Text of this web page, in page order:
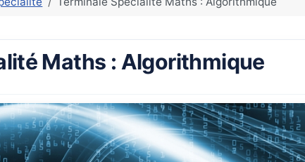
Maths : Algorithmique